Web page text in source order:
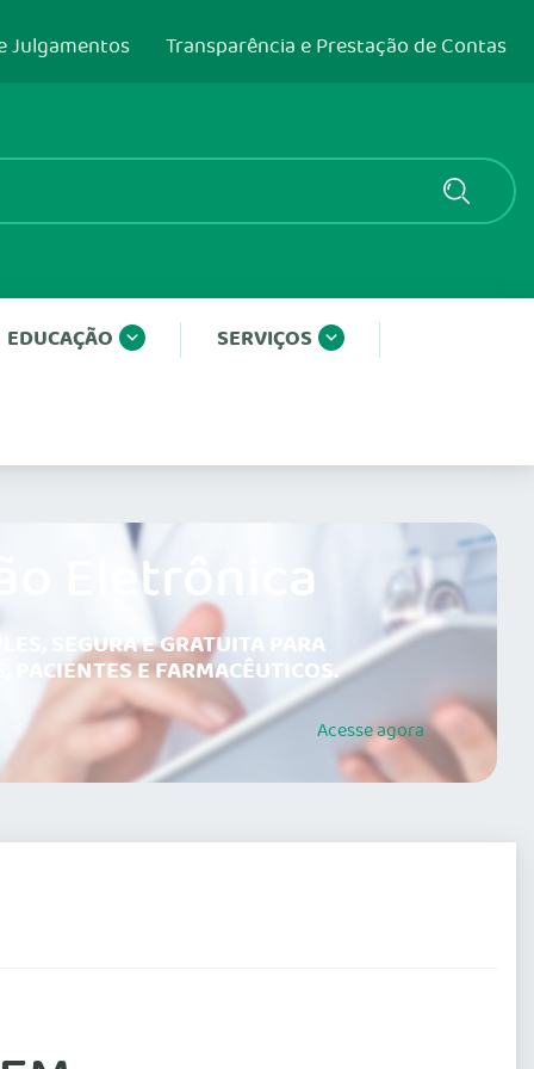
Julgamentos Transparência e Prestação de Contas
EDUCAÇÃO SERVIÇOS
Eletrônica
SEGURA E GRATUITA PARA
PACIENTES E FARMACÊUTICOS.
Acesseagora